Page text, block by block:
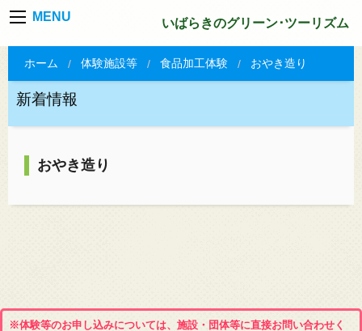
MENU いばらきのグリーン･ツーリズム
ホーム 体験施設等 食品加工体験 おやき造り
新着情報
おやき造り
※体験等のお申し込みについては、施設・団体等に直接お問い合わせく